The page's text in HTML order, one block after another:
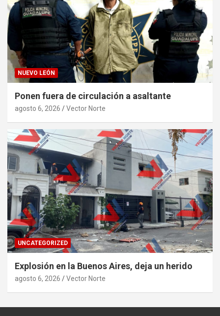
NUEVO LEÓN
Ponen fuera de circulación a asaltante
agosto 6, 2026 Vector Norte
UNCATEGORIZED
Explosión en la Buenos Aires, deja un herido
agosto 6, 2026 Vector Norte